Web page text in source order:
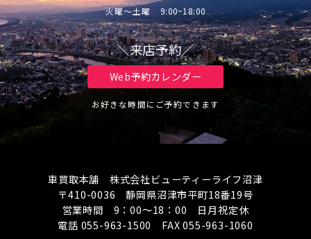
火曜～土曜 9:00~18:00
＼来店予約／
Web予約カレンダー
お好きな時間にご予約できます
車買取本舗 株式会社ビューティーライフ沼津
〒410-0036 静岡県沼津市平町18番19号
営業時間 9：00～18：00 日月祝定休
電話 055-963-1500 FAX 055-963-1060